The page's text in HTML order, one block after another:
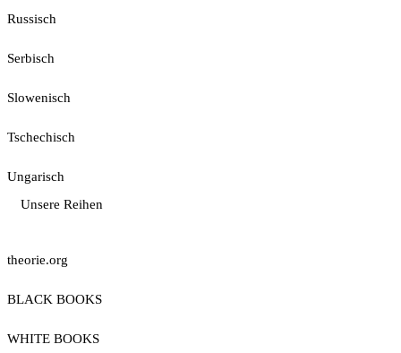
Russisch
Serbisch
Slowenisch
Tschechisch
Ungarisch
Unsere Reihen
theorie.org
BLACK BOOKS
WHITE BOOKS